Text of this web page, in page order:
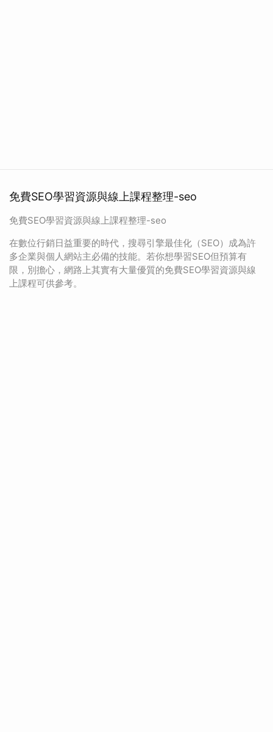
免費SEO學習資源與線上課程整理-seo
免費SEO學習資源與線上課程整理-seo
在數位行銷日益重要的時代，搜尋引擎最佳化（SEO）成為許
多企業與個人網站主必備的技能。若你想學習SEO但預算有
限，別擔心，網路上其實有大量優質的免費SEO學習資源與線
上課程可供參考。